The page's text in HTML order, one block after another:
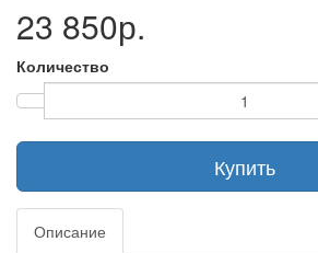
23 850р.
Количество
Купить
Описание